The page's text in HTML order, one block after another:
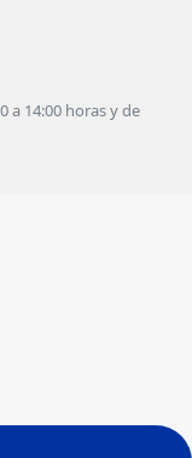
a 14:00 horas y de